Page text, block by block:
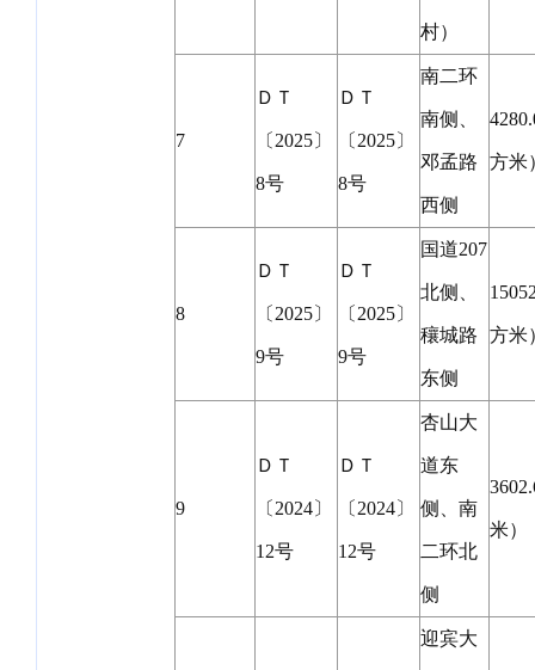
村）
7
ＤＴ
〔2025〕
8号
ＤＴ
〔2025〕
8号
南二环
南侧、
邓孟路
西侧
方米
8
ＤＴ
〔2025〕
9号
ＤＴ
〔2025〕
9号
国道207
北侧、
穰城路
东侧
方米
9
ＤＴ
〔2024〕
12号
ＤＴ
〔2024〕
12号
杏山大
道东
侧、南
二环北
侧
米）
迎宾大